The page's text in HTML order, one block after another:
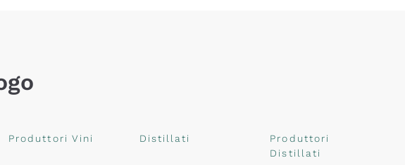
Produttori Vini Distillati
Produttori
Distillati